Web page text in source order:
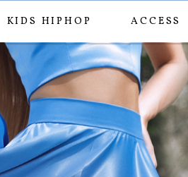
KIDS HIPHOP ACCESS